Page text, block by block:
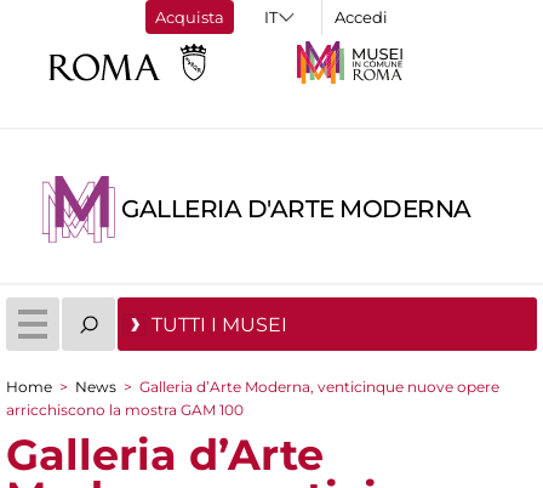
Acquista Accedi
GALLERIA D'ARTE MODERNA
TUTTI I MUSEI
Tu sei qui
Home > News > Galleria d’Arte Moderna, venticinque nuove opere
arricchiscono la mostra GAM 100
Galleria d’Arte